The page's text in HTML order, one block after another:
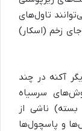
تاول‌های
جای زخم (اسکار)
آکنه در چند
سرسیاه
ناشی از
و پاسچول‌ها